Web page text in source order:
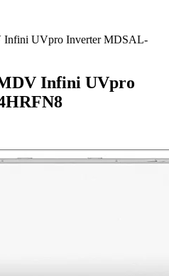
UVpro Inverter MDSAL-
Infini UVpro